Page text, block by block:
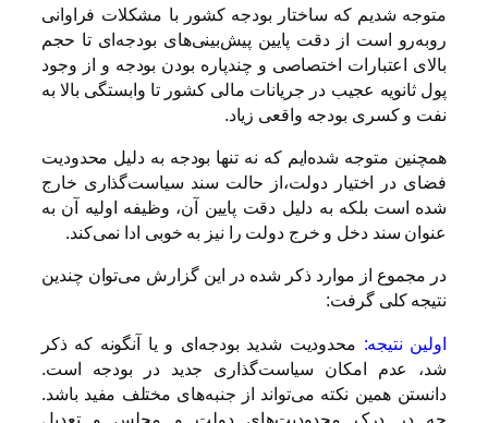
متوجه شدیم که ساختار بودجه کشور با مشکلات فراوانی
روبه‌رو است از دقت پایین پیش‌بینی‌های بودجه‌ای تا حجم
بالای اعتبارات اختصاصی و چند‌پاره بودن بودجه و از وجود
پول ثانویه عجیب در جریانات مالی کشور تا وابستگی بالا به
نفت و کسری بودجه واقعی زیاد.
همچنین متوجه شده‌ایم که نه تنها بودجه به دلیل محدودیت‌
فضای در اختیار دولت،‌از حالت سند سیاست‌گذاری خارج
شده است بلکه به دلیل دقت پایین آن، وظیفه اولیه آن به
عنوان سند دخل و خرج دولت را نیز به خوبی ادا نمی‌کند.
در مجموع از موارد ذکر شده در این گزارش می‌توان چندین
نتیجه کلی گرفت:
اولین نتیجه:‌ محدودیت شدید بودجه‌ای و یا آنگونه که ذکر
شد،‌ عدم امکان سیاست‌‌‌گذاری جدید در بودجه است.
دانستن همین نکته می‌تواند از جنبه‌های مختلف مفید باشد.
چه در درک محدودیت‌های دولت و مجلس و تعدیل